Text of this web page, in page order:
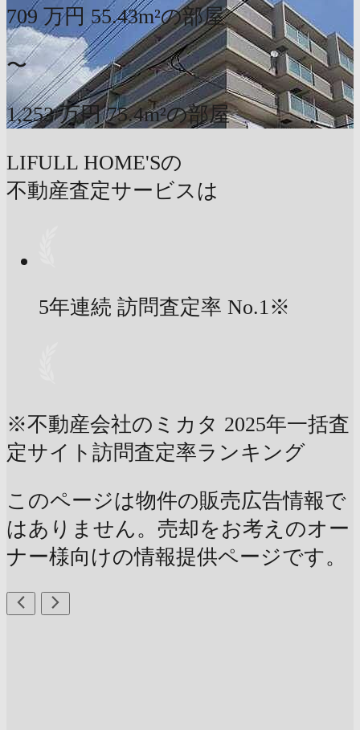
709 万円 55.43m²の部屋
〜
1,253 万円 75.4m²の部屋
LIFULL HOME'Sの
不動産査定サービスは
5年連続 訪問査定率 No.1※
※不動産会社のミカタ 2025年一括査
定サイト訪問査定率ランキング
このページは物件の販売広告情報で
はありません。売却をお考えのオー
ナー様向けの情報提供ページです。